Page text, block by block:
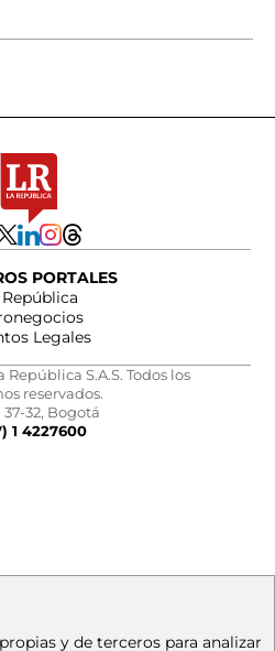
PORTALES
República
Legales
S.A.S. Todos los
reservados.
37-32, Bogotá
1 4227600
y de terceros para analizar